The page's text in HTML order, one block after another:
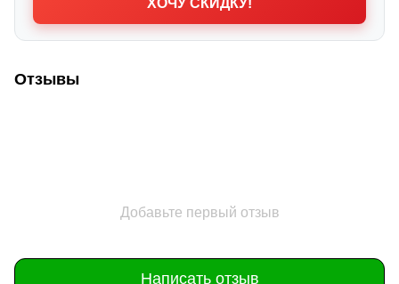
Отзывы
Добавьте первый отзыв
Написать отзыв